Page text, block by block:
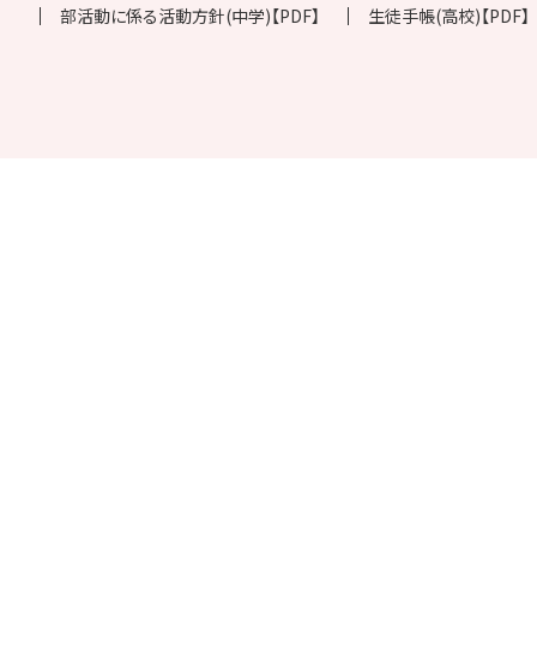
部活動に係る活動方針(中学)【PDF】
生徒手帳(高校)【PDF】